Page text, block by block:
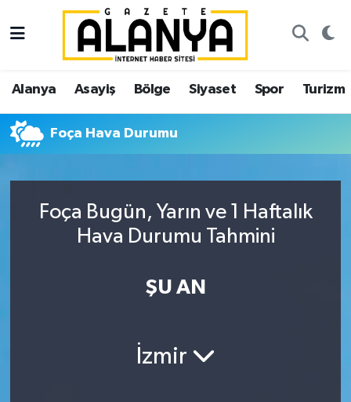
Alanya Asayiş Bölge Siyaset Spor Turizm
Foça Hava Durumu
Foça Bugün, Yarın ve 1 Haftalık
Hava Durumu Tahmini
ŞU AN
İzmir
Alanya
Asayiş
Bölge
Siyaset
Spor
İstanbul Nöbetçi Eczaneler
İstanbul Hava Durumu
İstanbul Trafik Yoğunluk Haritası
Süper Lig Puan Durumu ve Fikstür
Tüm Manşetler